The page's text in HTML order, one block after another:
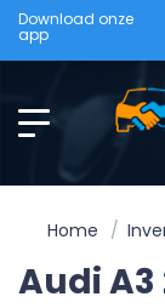
Download onze
app
Home
Audi A3